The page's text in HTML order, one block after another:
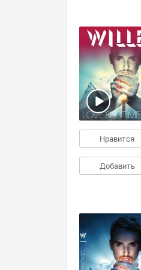
Нравится
Добавить